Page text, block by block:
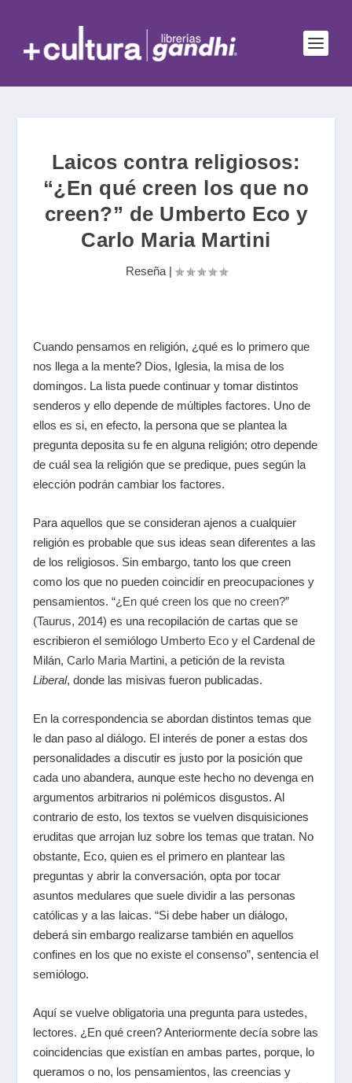
Laicos contra religiosos:
“¿En qué creen los que no
creen?” de Umberto Eco y
Carlo Maria Martini
Reseña|
Cuando pensamos en religión, ¿qué es lo primero que
nos llega a la mente? Dios, Iglesia, la misa de los
domingos. La lista puede continuar y tomar distintos
senderos y ello depende de múltiples factores. Uno de
ellos es si, en efecto, la persona que se plantea la
pregunta deposita su fe en alguna religión; otro depende
de cuál sea la religión que se predique, pues según la
elección podrán cambiar los factores.
Para aquellos que se consideran ajenos a cualquier
religión es probable que sus ideas sean diferentes a las
de los religiosos. Sin embargo, tanto los que creen
como los que no pueden coincidir en preocupaciones y
pensamientos.“¿En qué creen los que no creen?”
(Taurus, 2014) es una recopilación de cartas que se
escribieron el semiólogo Umberto Eco y el Cardenal de
Milán,Carlo Maria Martini, a petición de la revista
Liberal, donde las misivas fueron publicadas.
En la correspondencia se abordan distintos temas que
le dan paso al diálogo. El interés de poner a estas dos
personalidades a discutir es justo por la posición que
cada uno abandera, aunque este hecho no devenga en
argumentos arbitrarios ni polémicos disgustos. Al
contrario de esto, los textos se vuelven disquisiciones
eruditas que arrojan luz sobre los temas que tratan. No
obstante, Eco, quien es el primero en plantear las
preguntas y abrir la conversación, opta por tocar
asuntos medulares que suele dividir a las personas
católicas y a las laicas. “Si debe haber un diálogo,
deberá sin embargo realizarse también en aquellos
confines en los que no existe el consenso”, sentencia el
semiólogo.
Aquí se vuelve obligatoria una pregunta para ustedes,
lectores. ¿En qué creen? Anteriormente decía sobre las
coincidencias que existían en ambas partes, porque, lo
queramos o no, los pensamientos, las creencias y